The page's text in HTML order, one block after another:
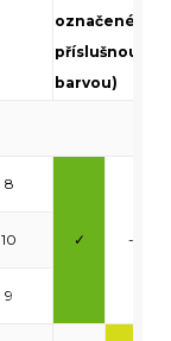
označené
příslušnou
barvou)
8
✓ -
10
9